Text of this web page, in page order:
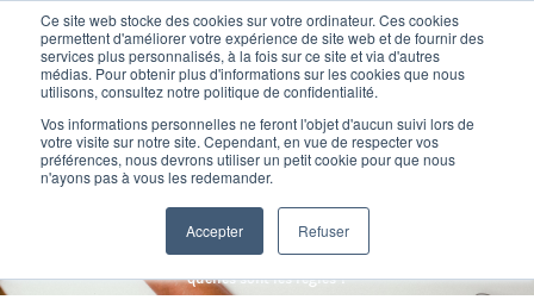
Ce site web stocke des cookies sur votre ordinateur. Ces cookies
permettent d'améliorer votre expérience de site web et de fournir des
services plus personnalisés, à la fois sur ce site et via d'autres
médias. Pour obtenir plus d'informations sur les cookies que nous
utilisons, consultez notre politique de confidentialité.
Vos informations personnelles ne feront l'objet d'aucun suivi lors de
votre visite sur notre site. Cependant, en vue de respecter vos
préférences, nous devrons utiliser un petit cookie pour que nous
n'ayons pas à vous les redemander.
Accepter Refuser
Passer
contenu
Nos offres
Formation
Nos clients
Rentrée scolaire et absence
du salarié : quelles sont les
règles ?
Paie et social»Rentrée scolaire et absence du salarié :
quelles sont les règles ?